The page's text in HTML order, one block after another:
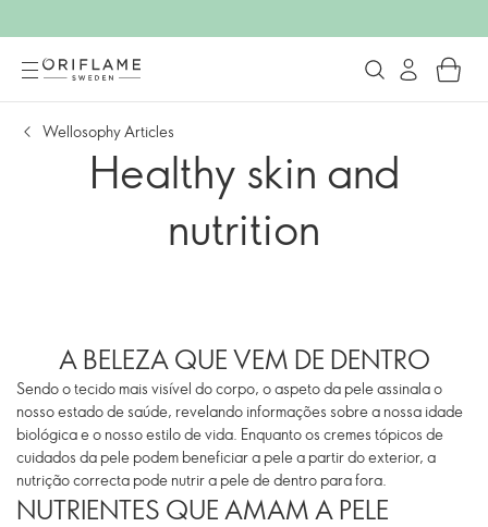
Wellosophy Articles
Healthy skin and
nutrition
A BELEZA QUE VEM DE DENTRO
Sendo o tecido mais visível do corpo, o aspeto da pele assinala o
nosso estado de saúde, revelando informações sobre a nossa idade
biológica e o nosso estilo de vida. Enquanto os cremes tópicos de
cuidados da pele podem beneficiar a pele a partir do exterior, a
nutrição correcta pode nutrir a pele de dentro para fora.
NUTRIENTES QUE AMAM A PELE